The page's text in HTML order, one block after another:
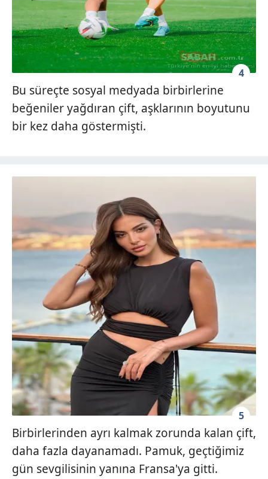
4
Bu süreçte sosyal medyada birbirlerine
beğeniler yağdıran çift, aşklarının boyutunu
bir kez daha göstermişti.
5
Birbirlerinden ayrı kalmak zorunda kalan çift,
daha fazla dayanamadı. Pamuk, geçtiğimiz
gün sevgilisinin yanına Fransa'ya gitti.